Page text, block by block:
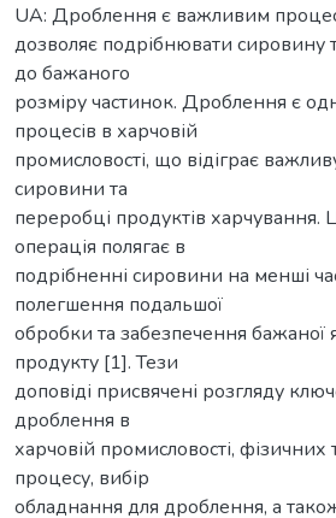
UA: Дроблення є важливим
дозволяє подрібнювати сировину
до бажаного
розміру частинок. Дроблення є
процесів в харчовій
промисловості, що відіграє
сировини та
переробці продуктів харчування.
операція полягає в
подрібненні сировини на менші
полегшення подальшої
обробки та забезпечення бажаної
продукту [1]. Тези
доповіді присвячені розгляду
дроблення в
харчовій промисловості, фізичних
процесу, вибір
обладнання для дроблення, а